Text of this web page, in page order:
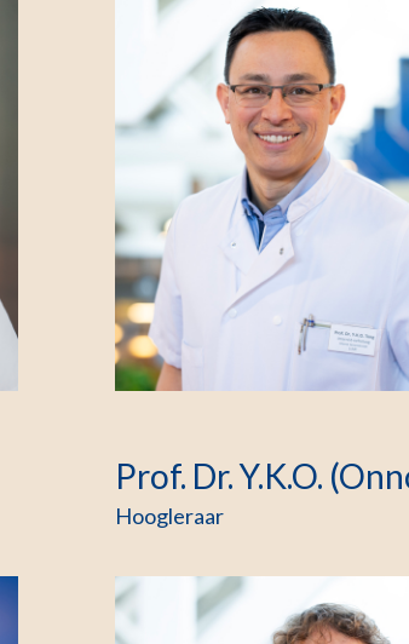
Prof. Dr. Y.K.O.
Hoogleraar